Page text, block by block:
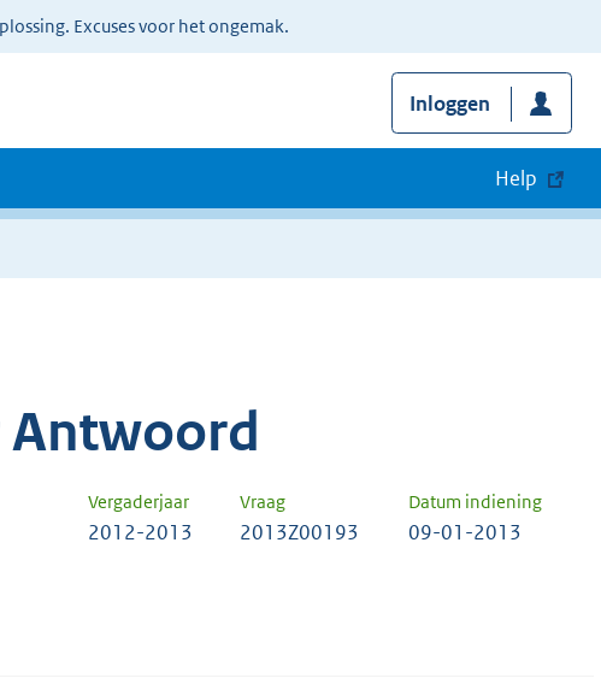
Excuses voor het ongemak.
Inloggen
Help
Antwoord
Vergaderjaar Vraag Datum indiening
2012-2013 2013Z00193 09-01-2013